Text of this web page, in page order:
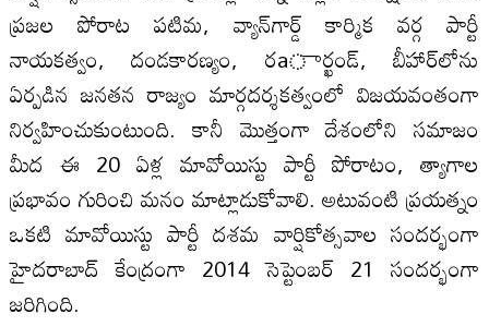
ప్రజల పోరాట పటిమ, వ్యాన్‌గార్డ్‌ కార్మిక వర్గ పార్టీ
నాయకత్వం, దండకారణ్యం, రaార్ఖండ్‌, బీహార్‌లోను
ఏర్పడిన జనతన రాజ్యం మార్గదర్శకత్వంలో విజయవంతంగా
నిర్వహించుకుంటుంది. కానీ మొత్తంగా దేశంలోని సమాజం
మీద ఈ 20 ఏళ్ల మావోయిస్టు పార్టీ పోరాటం, త్యాగాల
ప్రభావం గురించి మనం మాట్లాడుకోవాలి. అటువంటి ప్రయత్నం
ఒకటి మావోయిస్టు పార్టీ దశమ వార్షికోత్సవాల సందర్భంగా
హైదరాబాద్‌ కేంద్రంగా 2014 సెప్టెంబర్‌ 21 సందర్భంగా
జరిగింది.